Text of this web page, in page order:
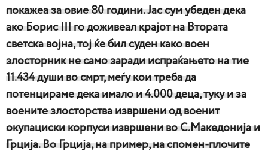
покажеа за овие 80 години. Јас сум убеден дека
ако Борис III го доживеал крајот на Втората
светска војна, тој ќе бил суден како воен
злосторник не само заради испраќањето на тие
11.434 души во смрт, меѓу кои треба да
потенцираме дека имало и 4.000 деца, туку и за
воените злосторства извршени од военит
окупациски корпуси извршени во С.Македонија и
Грција. Во Грција, на пример, на спомен-плочите